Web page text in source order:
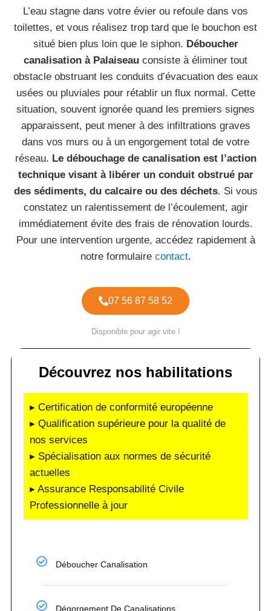
L’eau stagne dans votre évier ou refoule dans vos
toilettes, et vous réalisez trop tard que le bouchon est
situé bien plus loin que le siphon. Déboucher
canalisation à Palaiseau consiste à éliminer tout
obstacle obstruant les conduits d’évacuation des eaux
usées ou pluviales pour rétablir un flux normal. Cette
situation, souvent ignorée quand les premiers signes
apparaissent, peut mener à des infiltrations graves
dans vos murs ou à un engorgement total de votre
réseau. Le débouchage de canalisation est l’action
technique visant à libérer un conduit obstrué par
des sédiments, du calcaire ou des déchets. Si vous
constatez un ralentissement de l’écoulement, agir
immédiatement évite des frais de rénovation lourds.
Pour une intervention urgente, accédez rapidement à
notre formulaire contact.
07 56 87 58 52
Disponible pour agir vite !
Découvrez nos habilitations
▸ Certification de conformité européenne
▸ Qualification supérieure pour la qualité de
nos services
▸ Spécialisation aux normes de sécurité
actuelles
▸ Assurance Responsabilité Civile
Professionnelle à jour
Déboucher Canalisation
Dégorgement De Canalisations